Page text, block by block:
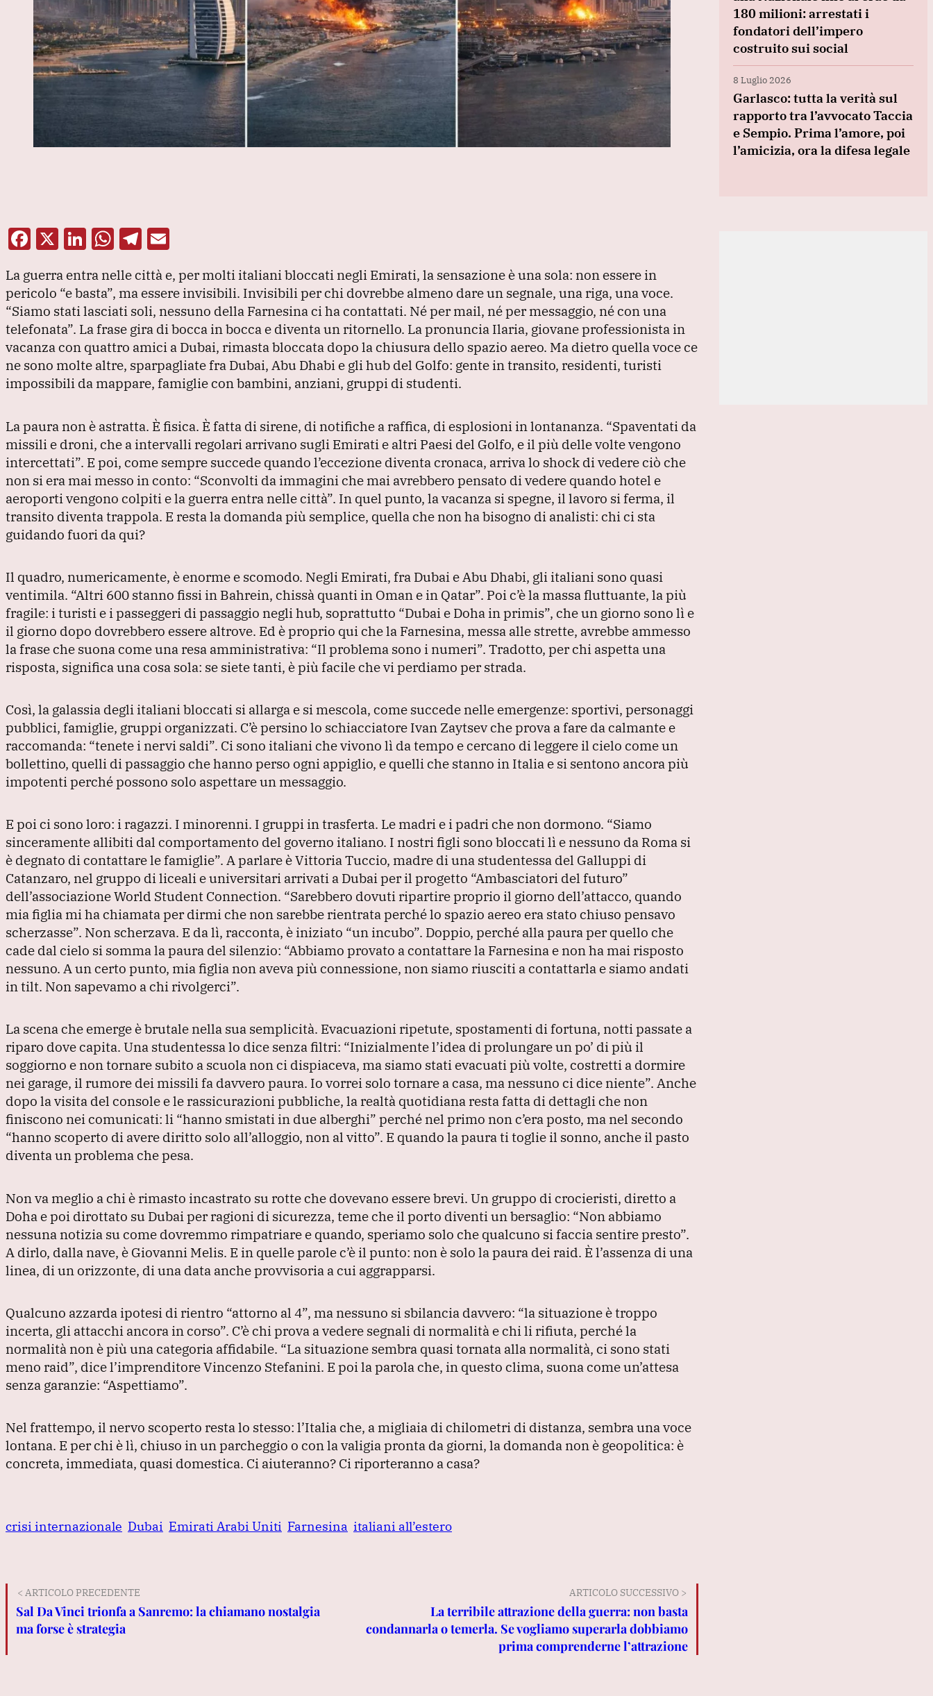
F
c
e
b
o
o
k
X Li
k
e
dI
n
W
at
s
A
p
p
T
e
gr
a
m
ai
l
La guerra entra nelle città e, per molti italiani bloccati negli Emirati, la sensazione è una sola: non essere in
pericolo “e basta”, ma essere invisibili. Invisibili per chi dovrebbe almeno dare un segnale, una riga, una voce.
“Siamo stati lasciati soli, nessuno della Farnesina ci ha contattati. Né per mail, né per messaggio, né con una
telefonata”. La frase gira di bocca in bocca e diventa un ritornello. La pronuncia Ilaria, giovane professionista in
vacanza con quattro amici a Dubai, rimasta bloccata dopo la chiusura dello spazio aereo. Ma dietro quella voce ce
ne sono molte altre, sparpagliate fra Dubai, Abu Dhabi e gli hub del Golfo: gente in transito, residenti, turisti
impossibili da mappare, famiglie con bambini, anziani, gruppi di studenti.
La paura non è astratta. È fisica. È fatta di sirene, di notifiche a raffica, di esplosioni in lontananza. “Spaventati da
missili e droni, che a intervalli regolari arrivano sugli Emirati e altri Paesi del Golfo, e il più delle volte vengono
intercettati”. E poi, come sempre succede quando l’eccezione diventa cronaca, arriva lo shock di vedere ciò che
non si era mai messo in conto: “Sconvolti da immagini che mai avrebbero pensato di vedere quando hotel e
aeroporti vengono colpiti e la guerra entra nelle città”. In quel punto, la vacanza si spegne, il lavoro si ferma, il
transito diventa trappola. E resta la domanda più semplice, quella che non ha bisogno di analisti: chi ci sta
guidando fuori da qui?
Il quadro, numericamente, è enorme e scomodo. Negli Emirati, fra Dubai e Abu Dhabi, gli italiani sono quasi
ventimila. “Altri 600 stanno fissi in Bahrein, chissà quanti in Oman e in Qatar”. Poi c’è la massa fluttuante, la più
fragile: i turisti e i passeggeri di passaggio negli hub, soprattutto “Dubai e Doha in primis”, che un giorno sono lì e
il giorno dopo dovrebbero essere altrove. Ed è proprio qui che la Farnesina, messa alle strette, avrebbe ammesso
la frase che suona come una resa amministrativa: “Il problema sono i numeri”. Tradotto, per chi aspetta una
risposta, significa una cosa sola: se siete tanti, è più facile che vi perdiamo per strada.
Così, la galassia degli italiani bloccati si allarga e si mescola, come succede nelle emergenze: sportivi, personaggi
pubblici, famiglie, gruppi organizzati. C’è persino lo schiacciatore Ivan Zaytsev che prova a fare da calmante e
raccomanda: “tenete i nervi saldi”. Ci sono italiani che vivono lì da tempo e cercano di leggere il cielo come un
bollettino, quelli di passaggio che hanno perso ogni appiglio, e quelli che stanno in Italia e si sentono ancora più
impotenti perché possono solo aspettare un messaggio.
E poi ci sono loro: i ragazzi. I minorenni. I gruppi in trasferta. Le madri e i padri che non dormono. “Siamo
sinceramente allibiti dal comportamento del governo italiano. I nostri figli sono bloccati lì e nessuno da Roma si
è degnato di contattare le famiglie”. A parlare è Vittoria Tuccio, madre di una studentessa del Galluppi di
Catanzaro, nel gruppo di liceali e universitari arrivati a Dubai per il progetto “Ambasciatori del futuro”
dell’associazione World Student Connection. “Sarebbero dovuti ripartire proprio il giorno dell’attacco, quando
mia figlia mi ha chiamata per dirmi che non sarebbe rientrata perché lo spazio aereo era stato chiuso pensavo
scherzasse”. Non scherzava. E da lì, racconta, è iniziato “un incubo”. Doppio, perché alla paura per quello che
cade dal cielo si somma la paura del silenzio: “Abbiamo provato a contattare la Farnesina e non ha mai risposto
nessuno. A un certo punto, mia figlia non aveva più connessione, non siamo riusciti a contattarla e siamo andati
in tilt. Non sapevamo a chi rivolgerci”.
La scena che emerge è brutale nella sua semplicità. Evacuazioni ripetute, spostamenti di fortuna, notti passate a
riparo dove capita. Una studentessa lo dice senza filtri: “Inizialmente l’idea di prolungare un po’ di più il
soggiorno e non tornare subito a scuola non ci dispiaceva, ma siamo stati evacuati più volte, costretti a dormire
nei garage, il rumore dei missili fa davvero paura. Io vorrei solo tornare a casa, ma nessuno ci dice niente”. Anche
dopo la visita del console e le rassicurazioni pubbliche, la realtà quotidiana resta fatta di dettagli che non
finiscono nei comunicati: li “hanno smistati in due alberghi” perché nel primo non c’era posto, ma nel secondo
“hanno scoperto di avere diritto solo all’alloggio, non al vitto”. E quando la paura ti toglie il sonno, anche il pasto
diventa un problema che pesa.
Non va meglio a chi è rimasto incastrato su rotte che dovevano essere brevi. Un gruppo di crocieristi, diretto a
Doha e poi dirottato su Dubai per ragioni di sicurezza, teme che il porto diventi un bersaglio: “Non abbiamo
nessuna notizia su come dovremmo rimpatriare e quando, speriamo solo che qualcuno si faccia sentire presto”.
A dirlo, dalla nave, è Giovanni Melis. E in quelle parole c’è il punto: non è solo la paura dei raid. È l’assenza di una
linea, di un orizzonte, di una data anche provvisoria a cui aggrapparsi.
Qualcuno azzarda ipotesi di rientro “attorno al 4”, ma nessuno si sbilancia davvero: “la situazione è troppo
incerta, gli attacchi ancora in corso”. C’è chi prova a vedere segnali di normalità e chi li rifiuta, perché la
normalità non è più una categoria affidabile. “La situazione sembra quasi tornata alla normalità, ci sono stati
meno raid”, dice l’imprenditore Vincenzo Stefanini. E poi la parola che, in questo clima, suona come un’attesa
senza garanzie: “Aspettiamo”.
Nel frattempo, il nervo scoperto resta lo stesso: l’Italia che, a migliaia di chilometri di distanza, sembra una voce
lontana. E per chi è lì, chiuso in un parcheggio o con la valigia pronta da giorni, la domanda non è geopolitica: è
concreta, immediata, quasi domestica. Ci aiuteranno? Ci riporteranno a casa?
crisi internazionale Dubai Emirati Arabi Uniti Farnesina italiani all’estero
< ARTICOLO PRECEDENTE
Sal Da Vinci trionfa a Sanremo: la chiamano nostalgia
ma forse è strategia
ARTICOLO SUCCESSIVO >
La terribile attrazione della guerra: non basta
condannarla o temerla. Se vogliamo superarla dobbiamo
prima comprenderne l’attrazione
180 milioni: arrestati i
fondatori dell’impero
costruito sui social
8 Luglio 2026
Garlasco: tutta la verità sul
rapporto tra l’avvocato Taccia
e Sempio. Prima l’amore, poi
l’amicizia, ora la difesa legale